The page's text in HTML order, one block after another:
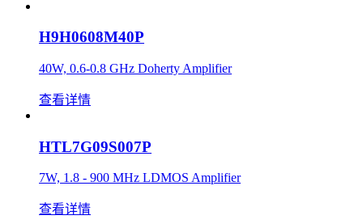
H9H0608M40P
40W, 0.6-0.8 GHz Doherty Amplifier
查看详情
HTL7G09S007P
7W, 1.8 - 900 MHz LDMOS Amplifier
查看详情